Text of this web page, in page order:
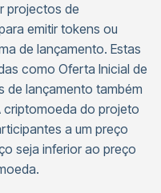
projectos de
emitir tokens ou
de lançamento. Estas
como Oferta Inicial de
de lançamento também
criptomoeda do projeto
a um preço
seja inferior ao preço